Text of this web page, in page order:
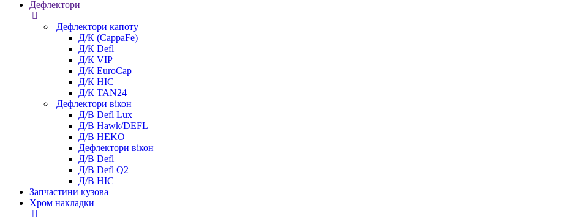
Дефлектори
Дефлектори капоту
Д/К (CappaFe)
Д/К Defl
Д/К VIP
Д/К EuroCap
Д/К HIC
Д/К TAN24
Дефлектори вікон
Д/В Defl Lux
Д/В Hawk/DEFL
Д/В HEKO
Дефлектори вікон
Д/В Defl
Д/В Defl Q2
Д/В HIC
Запчастини кузова
Хром накладки